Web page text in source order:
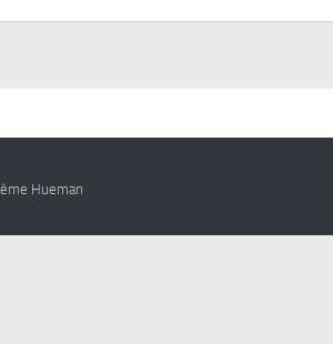
Hueman